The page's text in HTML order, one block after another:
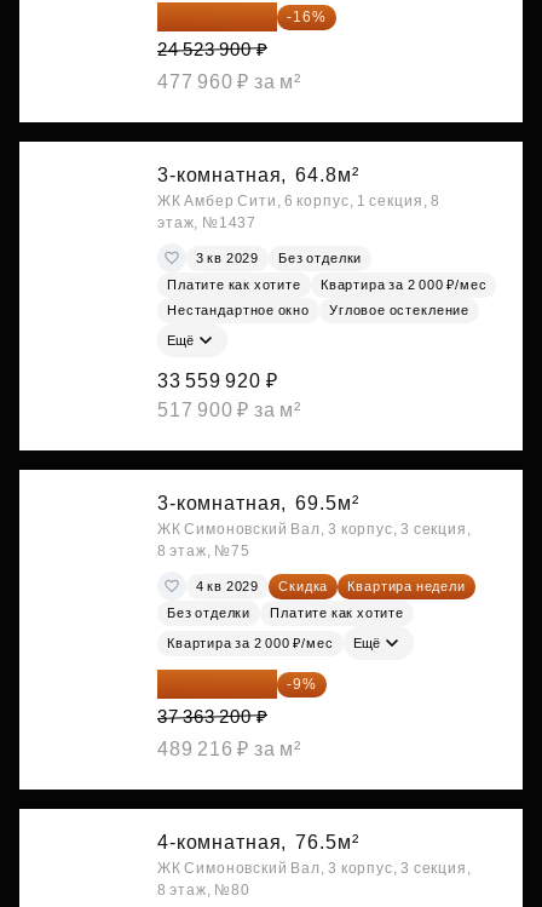
20 600 076 ₽ -16%
24 523 900 ₽
477 960 ₽ за м²
3-комнатная, 64.8м²
ЖК Амбер Сити, 6 корпус, 1 секция, 8
этаж, №1437
3 кв 2029
Без отделки
Платите как хотите
Квартира за 2 000 ₽/мес
Нестандартное окно
Угловое остекление
Ещё
33 559 920 ₽
517 900 ₽ за м²
3-комнатная, 69.5м²
ЖК Симоновский Вал, 3 корпус, 3 секция,
8 этаж, №75
4 кв 2029 Скидка
Квартира недели
Без отделки
Платите как хотите
Квартира за 2 000 ₽/мес Ещё
34 000 512 ₽ -9%
37 363 200 ₽
489 216 ₽ за м²
4-комнатная, 76.5м²
ЖК Симоновский Вал, 3 корпус, 3 секция,
8 этаж, №80